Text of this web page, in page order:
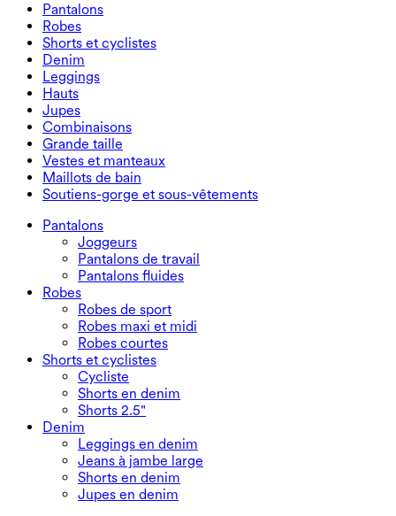
Pantalons
Pantalons
Joggeurs
Pantalons de travail
Pantalons fluides
Robes
Robes
Robes de sport
Robes maxi et midi
Robes courtes
Shorts et cyclistes
Shorts et cyclistes
Cycliste
Shorts en denim
Shorts 2.5"
Denim
Denim
Leggings en denim
Jeans à jambe large
Shorts en denim
Jupes en denim
Leggings
Leggings
Leggings en denim
Leggings push-up
Leggings de yoga
Hauts
Hauts
Soutiens-gorge de sport
T-shirts
Jupes
Jupes
Jupes actives
Jupes courtes
Jupes maxi et midi
Combinaisons
Combinaisons
Salopettes
Combishorts
Grande taille
Grande taille
Bas grande taille
Hauts grande taille
Robes grande taille
Vestes et manteaux
Vestes et manteaux
Vestes et manteaux
Manteaux
Maillots de bain
Maillots de bain
Hauts de maillot de bain
Bas de maillot de bain
Ensembles de maillots de bain
Soutiens-gorge et sous-vêtements
Soutiens-gorge et sous-vêtements
Soutiens-gorge
Sous-vêtements
Pantalons
Joggeurs
Pantalons de travail
Pantalons fluides
Robes
Robes de sport
Robes maxi et midi
Robes courtes
Shorts et cyclistes
Cycliste
Shorts en denim
Shorts 2.5"
Denim
Leggings en denim
Jeans à jambe large
Shorts en denim
Jupes en denim